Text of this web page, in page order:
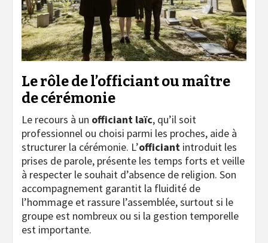
Le rôle de l’officiant ou maître
de cérémonie
Le recours à un officiant laïc, qu’il soit
professionnel ou choisi parmi les proches, aide à
structurer la cérémonie. L’officiant introduit les
prises de parole, présente les temps forts et veille
à respecter le souhait d’absence de religion. Son
accompagnement garantit la fluidité de
l’hommage et rassure l’assemblée, surtout si le
groupe est nombreux ou si la gestion temporelle
est importante.